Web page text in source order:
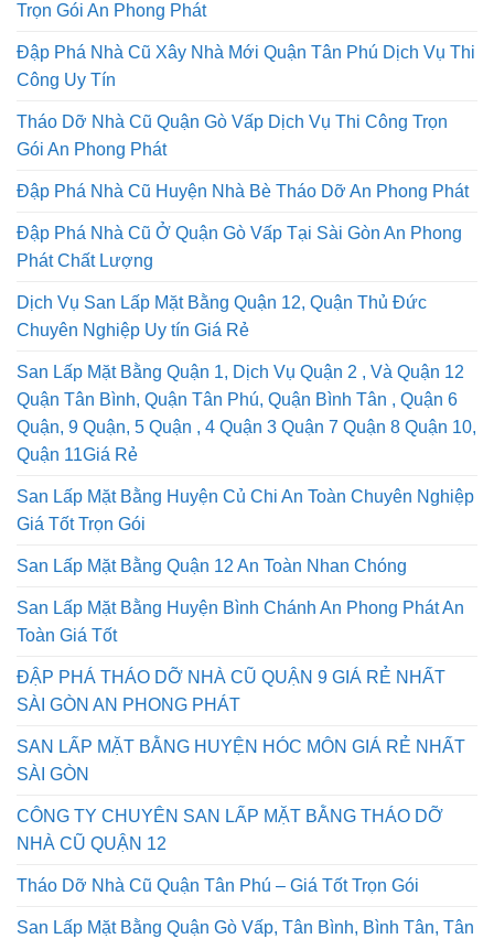
Trọn Gói An Phong Phát
Đập Phá Nhà Cũ Xây Nhà Mới Quận Tân Phú Dịch Vụ Thi
Công Uy Tín
Tháo Dỡ Nhà Cũ Quận Gò Vấp Dịch Vụ Thi Công Trọn
Gói An Phong Phát
Đập Phá Nhà Cũ Huyện Nhà Bè Tháo Dỡ An Phong Phát
Đập Phá Nhà Cũ Ở Quận Gò Vấp Tại Sài Gòn An Phong
Phát Chất Lượng
Dịch Vụ San Lấp Mặt Bằng Quận 12, Quận Thủ Đức
Chuyên Nghiệp Uy tín Giá Rẻ
San Lấp Mặt Bằng Quận 1, Dịch Vụ Quận 2 , Và Quận 12
Quận Tân Bình, Quận Tân Phú, Quận Bình Tân , Quận 6
Quận, 9 Quận, 5 Quận , 4 Quận 3 Quận 7 Quận 8 Quận 10,
Quận 11Giá Rẻ
San Lấp Mặt Bằng Huyện Củ Chi An Toàn Chuyên Nghiệp
Giá Tốt Trọn Gói
San Lấp Mặt Bằng Quận 12 An Toàn Nhan Chóng
San Lấp Mặt Bằng Huyện Bình Chánh An Phong Phát An
Toàn Giá Tốt
ĐẬP PHÁ THÁO DỠ NHÀ CŨ QUẬN 9 GIÁ RẺ NHẤT
SÀI GÒN AN PHONG PHÁT
SAN LẤP MẶT BẰNG HUYỆN HÓC MÔN GIÁ RẺ NHẤT
SÀI GÒN
CÔNG TY CHUYÊN SAN LẤP MẶT BẰNG THÁO DỠ
NHÀ CŨ QUẬN 12
Tháo Dỡ Nhà Cũ Quận Tân Phú – Giá Tốt Trọn Gói
San Lấp Mặt Bằng Quận Gò Vấp, Tân Bình, Bình Tân, Tân